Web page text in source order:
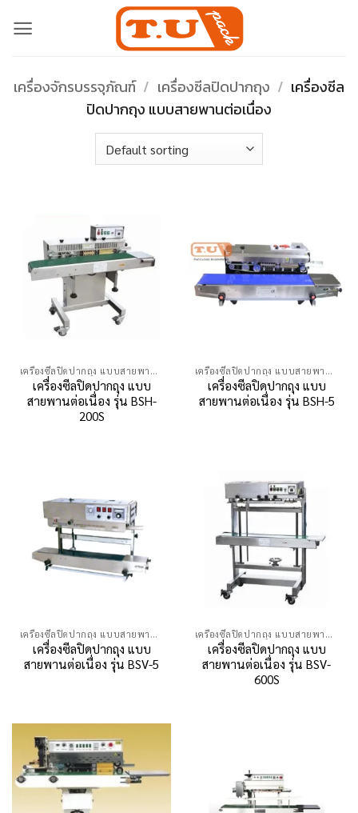
เครื่องจักรบรรจุภัณฑ์ / เครื่องซีลปิดปากถุง / เครื่องซีล
ปิดปากถุง แบบสายพานต่อเนื่อง
เครื่องซีลปิดปากถุง แบบสายพานต่อเนื่อง
เครื่องซีลปิดปากถุง แบบ
สายพานต่อเนื่อง รุ่น BSH-
200S
เครื่องซีลปิดปากถุง แบบสายพานต่อเนื่อง
เครื่องซีลปิดปากถุง แบบ
สายพานต่อเนื่อง รุ่น BSH-5
เครื่องซีลปิดปากถุง แบบสายพานต่อเนื่อง
เครื่องซีลปิดปากถุง แบบ
สายพานต่อเนื่อง รุ่น BSV-5
เครื่องซีลปิดปากถุง แบบสายพานต่อเนื่อง
เครื่องซีลปิดปากถุง แบบ
สายพานต่อเนื่อง รุ่น BSV-
600S